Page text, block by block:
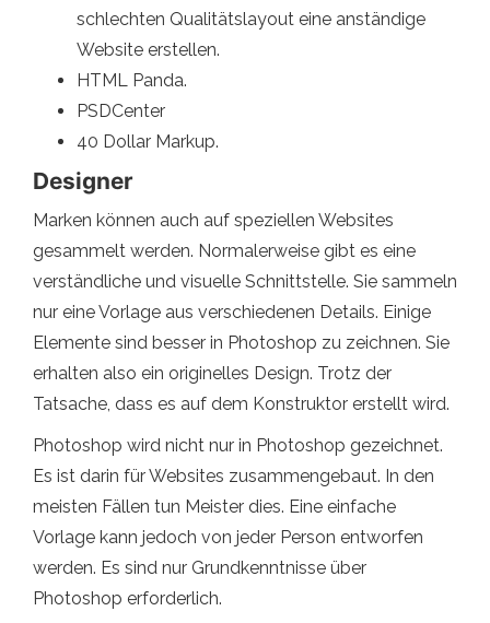
schlechten Qualitätslayout eine anständige
Website erstellen.
HTML Panda.
PSDCenter
40 Dollar Markup.
Designer
Marken können auch auf speziellen Websites
gesammelt werden. Normalerweise gibt es eine
verständliche und visuelle Schnittstelle. Sie sammeln
nur eine Vorlage aus verschiedenen Details. Einige
Elemente sind besser in Photoshop zu zeichnen. Sie
erhalten also ein originelles Design. Trotz der
Tatsache, dass es auf dem Konstruktor erstellt wird.
Photoshop wird nicht nur in Photoshop gezeichnet.
Es ist darin für Websites zusammengebaut. In den
meisten Fällen tun Meister dies. Eine einfache
Vorlage kann jedoch von jeder Person entworfen
werden. Es sind nur Grundkenntnisse über
Photoshop erforderlich.